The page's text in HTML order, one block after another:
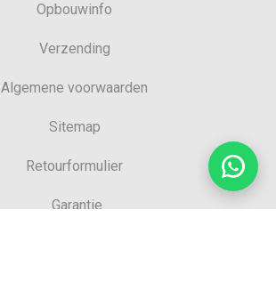
Opbouwinfo
Verzending
Algemene voorwaarden
Sitemap
Retourformulier
Garantie